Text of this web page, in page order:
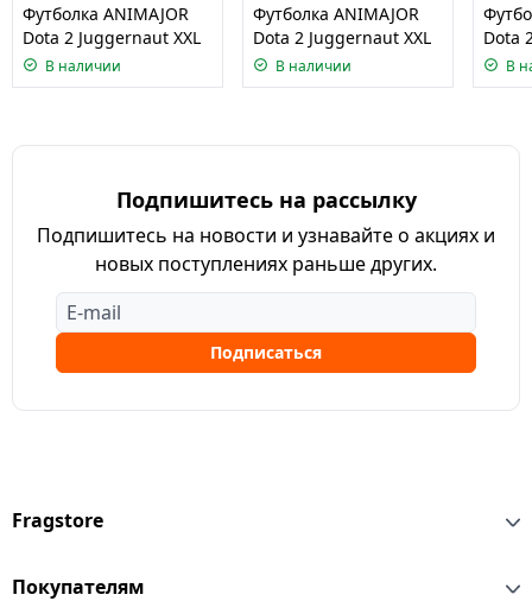
Футболка ANIMAJOR
Dota 2 Juggernaut XXL
В наличии
Футболка ANIMAJOR
Dota 2 Juggernaut XXL
В наличии
Dota
В
Подпишитесь на рассылку
Подпишитесь на новости и узнавайте о акциях и
новых поступлениях раньше других.
Подписаться
Fragstore
Покупателям